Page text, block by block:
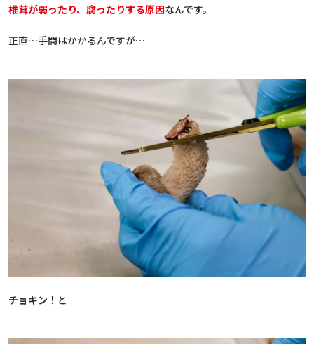
椎茸が弱ったり、腐ったりする原因なんです。
正直…手間はかかるんですが…
チョキン！ と